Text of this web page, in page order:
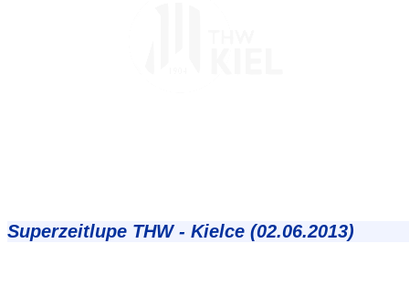
Superzeitlupe THW - Kielce (02.06.2013)